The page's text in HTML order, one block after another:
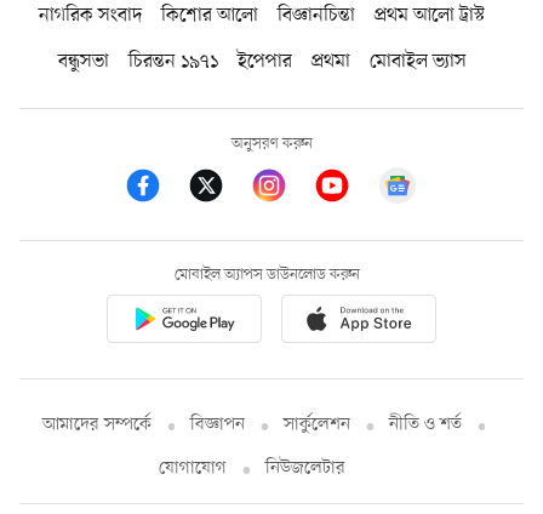
নাগরিক সংবাদ কিশোর আলো বিজ্ঞানচিন্তা
প্রথম আলো ট্রাস্ট
বন্ধুসভা
চিরন্তন ১৯৭১ ইপেপার প্রথমা মোবাইল ভ্যাস
অনুসরণ করুন
মোবাইল অ্যাপস ডাউনলোড করুন
আমাদের সম্পর্কে বিজ্ঞাপন সার্কুলেশন
নীতি ও শর্ত
যোগাযোগ
নিউজলেটার